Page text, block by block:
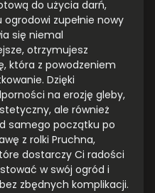
do użycia darń,
zupełnie nowy
się niemal
otrzymujesz
która z powodzeniem
Dzięki
na erozję gleby,
ale również
samego początku po
z rolki Pruchna,
dostarczy Ci radości
w swój ogród i
zbędnych komplikacji.